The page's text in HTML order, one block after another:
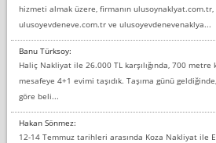
hizmeti almak üzere, firmanın ulusoynaklyat.com.tr,
ulusoyevdeneve.com.tr ve ulusoyevdenevenaklya...
Banu Türksoy:
Haliç Nakliyat ile 26.000 TL karşılığında, 700 metre
mesafeye 4+1 evimi taşıdık. Taşıma günü
göre beli...
Hakan Sönmez:
12-14 Temmuz tarihleri arasında Koza Nakliyat ile